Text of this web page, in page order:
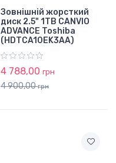
Зовнішній жорсткий
диск 2.5" 1TB CANVIO
ADVANCE Toshiba
(HDTCA10EK3AA)
4 788,00 грн
4 900,00грн